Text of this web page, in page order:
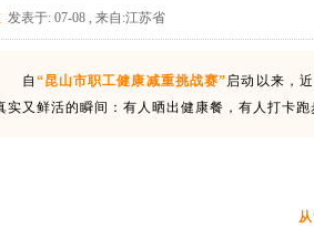
发表于: 07-08 , 来自:江苏省
自 “昆山市职工健康减重挑战赛”启动以来，
实又鲜活的瞬间：有人晒出健康餐，有人打卡